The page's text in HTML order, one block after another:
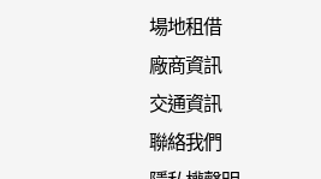
場地租借
廠商資訊
交通資訊
聯絡我們